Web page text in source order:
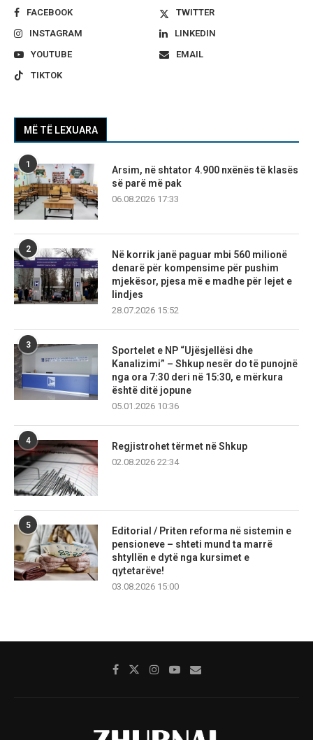
FACEBOOK
TWITTER
INSTAGRAM
LINKEDIN
YOUTUBE
EMAIL
TIKTOK
MË TË LEXUARA
1
Arsim, në shtator 4.900 nxënës të klasës
së parë më pak
06.08.2026 17:33
2
Në korrik janë paguar mbi 560 milionë
denarë për kompensime për pushim
mjekësor, pjesa më e madhe për lejet e
lindjes
28.07.2026 15:52
3
Sportelet e NP “Ujësjellësi dhe
Kanalizimi” – Shkup nesër do të punojnë
nga ora 7:30 deri në 15:30, e mërkura
është ditë jopune
05.01.2026 10:36
4
Regjistrohet tërmet në Shkup
02.08.2026 22:34
5
Editorial / Priten reforma në sistemin e
pensioneve – shteti mund ta marrë
shtyllën e dytë nga kursimet e
qytetarëve!
03.08.2026 15:00